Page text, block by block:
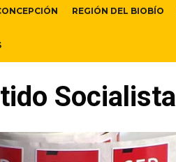
REGIÓN DEL BIOBÍO
Socialista